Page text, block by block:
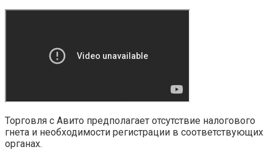
Торговля с Авито предполагает отсутствие налогового
гнета и необходимости регистрации в соответствующих
органах.